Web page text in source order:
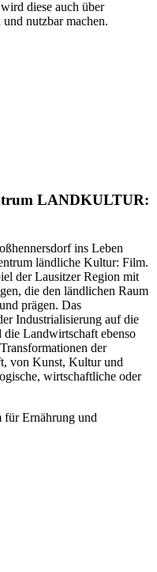
diese auch über
nutzbar machen.
LANDKULTUR:
ins Leben
ländliche Kultur: Film.
der Lausitzer Region mit
die den ländlichen Raum
prägen. Das
Industrialisierung auf die
Landwirtschaft ebenso
der
von Kunst, Kultur und
wirtschaftliche oder